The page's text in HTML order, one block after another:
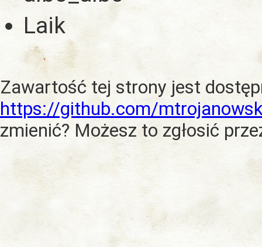
Laik
Zawartość tej strony jest
https://github.com/
zmienić? Możesz to zgłosić